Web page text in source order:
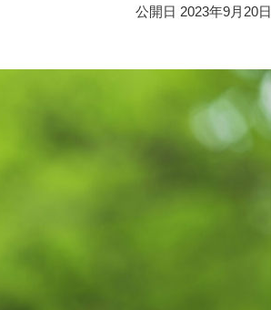
公開日 2023年9月20日